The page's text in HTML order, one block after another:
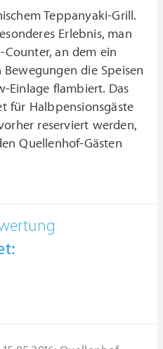
Teppanyaki-Grill.
Erlebnis, man
an dem ein
die Speisen
Einlage flambiert. Das
für Halbpensionsgäste
reserviert werden,
Quellenhof-Gästen